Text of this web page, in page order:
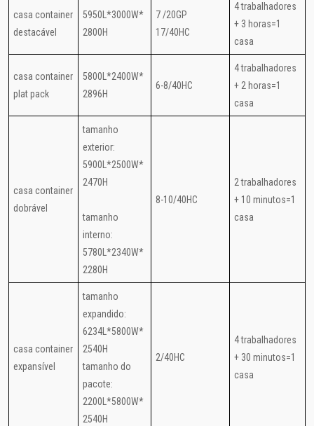
casa container
destacável
5950L*3000W*
2800H
7 /20GP
17/40HC
4 trabalhadores
+ 3 horas=1
casa
casa container
plat pack
5800L*2400W*
2896H
6-8/40HC
4 trabalhadores
+ 2 horas=1
casa
casa container
dobrável
tamanho
exterior:
5900L*2500W*
2470H
tamanho
interno:
5780L*2340W*
2280H
8-10/40HC
2 trabalhadores
+ 10 minutos=1
casa
casa container
expansível
tamanho
expandido:
6234L*5800W*
2540H
tamanho do
pacote:
2200L*5800W*
2540H
2/40HC
4 trabalhadores
+ 30 minutos=1
casa